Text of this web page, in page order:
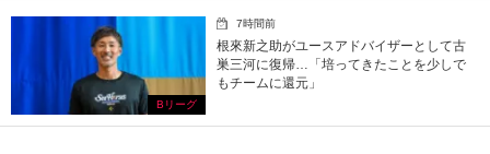
Bリーグ
7時間前
根來新之助がユースアドバイザーとして古
巣三河に復帰…「培ってきたことを少しで
もチームに還元」